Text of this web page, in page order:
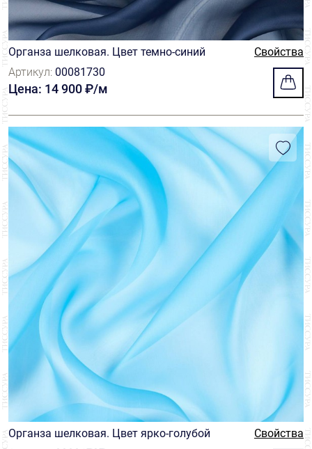
Органза шелковая. Цвет темно-синий
Свойства
Артикул: 00081730
Цена: 14 900 ₽/м
Органза шелковая. Цвет ярко-голубой
Свойства